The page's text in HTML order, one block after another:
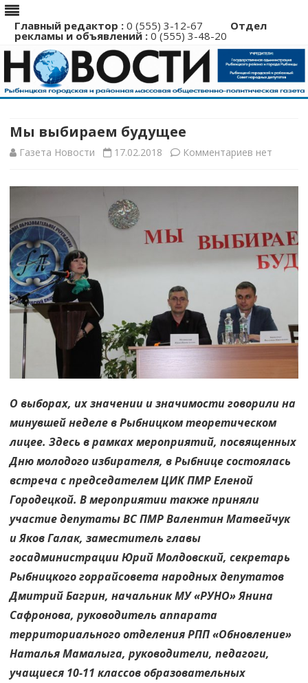
Главный редактор : 0 (555) 3-12-67 Отдел
рекламы и объявлений : 0 (555) 3-48-20
Перейти
Мы выбираем будущее
Газета Новости 17.02.2018 Комментариев к
будущее
нет
О выборах, их значении и значимости говорили на
минувшей неделе в Рыбницком теоретическом
лицее. Здесь в рамках мероприятий, посвященных
Дню молодого избирателя, в Рыбнице состоялась
встреча с председателем ЦИК ПМР Еленой
Городецкой. В мероприятии также приняли
участие депутаты ВС ПМР Валентин Матвейчук
и Яков Галак, заместитель главы
госадминистрации Юрий Молдовский, секретарь
Рыбницкого горрайсовета народных депутатов
Дмитрий Багрин, начальник МУ «РУНО» Янина
Сафронова, руководитель аппарата
территориального отделения РПП «Обновление»
Наталья Мамалыга, руководители, педагоги,
учащиеся 10-11 классов образовательных